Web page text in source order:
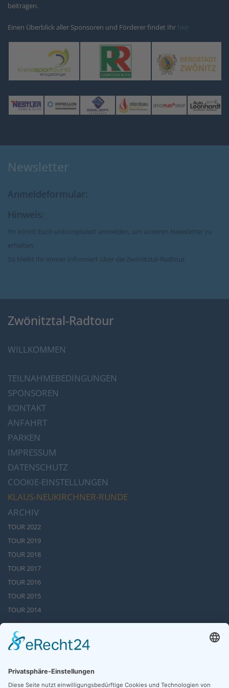
beitragen.
Einen Überblick aller Sponsoren und Förderer findet Ihr hier
Newsletter
Anmeldeformular:
Hinweis:
Ihr könnt Euch unkompliziert anmelden, um unseren Newsletter zu
erhalten.
So bleibt Ihr immer informiert über die Zwönitztal-Radtour.
Zwönitztal-Radtour
WILLKOMMEN
TEILNAHMEBEDINGUNGEN
SPONSOREN
KONTAKT
ANFAHRT
PARKEN
IMPRESSUM
DATENSCHUTZ
COOKIE-EINSTELLUNGEN
KLAUS-NEUKIRCHNER-RUNDE
ARCHIV
TOUR 2022
TOUR 2019
TOUR 2018
TOUR 2017
TOUR 2016
TOUR 2015
TOUR 2014
Tour 2013
TOUR 2012
TOUR 2011